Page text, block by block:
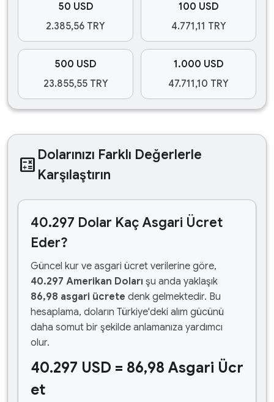
50 USD
2.385,56 TRY
100 USD
4.771,11 TRY
500 USD
23.855,55 TRY
1.000 USD
47.711,10 TRY
calculate Dolarınızı Farklı Değerlerle
Karşılaştırın
40.297 Dolar Kaç Asgari Ücret
Eder?
Güncel kur ve asgari ücret verilerine göre,
40.297 Amerikan Doları şu anda yaklaşık
86,98 asgari ücrete denk gelmektedir. Bu
hesaplama, doların Türkiye'deki alım gücünü
daha somut bir şekilde anlamanıza yardımcı
olur.
40.297 USD = 86,98 Asgari Ücr
et